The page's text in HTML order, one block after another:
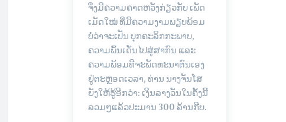
ຈຶ່ງມີຄວາມຄາດຫວັງກ່ຽວກັບ ເພັດ
ເມັດໃໝ່ ທີ່ມີຄວາມງາມພຽບພ້ອມ
ບໍ່ວ່າຈະເປັນ ບຸກຄະລິກກະພາບ,
ຄວາມພົ້ນເດັ່ນໄປສູ່ສາກົນ ແລະ
ຄວາມພ້ອມທີຈະພັດທະນາຕົນເອງ
ຢູ່ຕະຫຼອດເວລາ, ທ່ານ ນາງຈັນໂສ
ຍັງໃຫ້ຮູ້ອີກວ່າ: ເງິນລາງວັນໃນຄັ້ງນີ້
ລວມໆແລ້ວປະມານ 300 ລ້ານກີບ.